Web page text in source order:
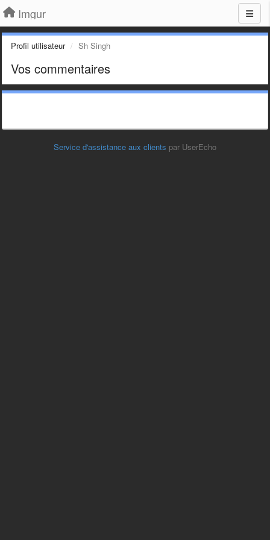
Imgur
Profil utilisateur Sh Singh
Vos commentaires
Service d'assistance aux clients par UserEcho